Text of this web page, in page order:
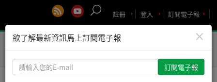
訂閱電子報
登入
註冊
Toggle
×
欲了解最新資訊馬上訂閱電子報
請
輸